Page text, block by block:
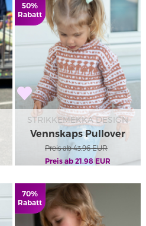
50%
Rabatt
STRIKKEMEKKA DESIGN
Vennskaps Pullover
Kids
Preis ab 43.96EUR
Preis ab 21.98EUR
70%
Rabatt